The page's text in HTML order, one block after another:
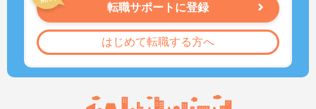
転職サポートに登録
はじめて転職する方へ